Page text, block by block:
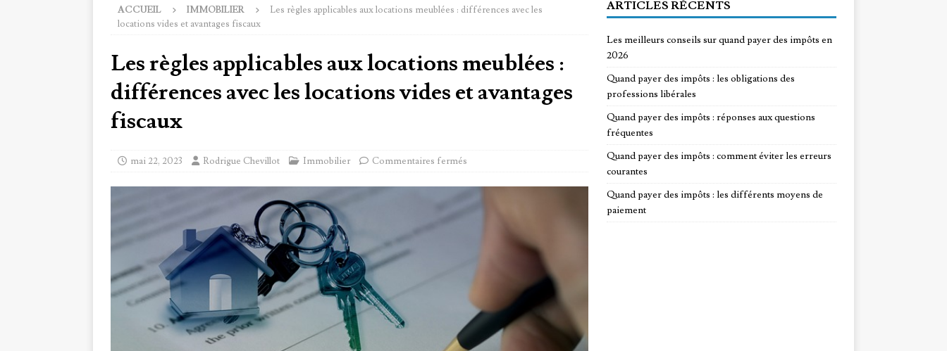
ACCUEIL IMMOBILIER
Les règles applicables aux locations meublées : différences avec les
locations vides et avantages fiscaux
Les règles applicables aux locations meublées :
différences avec les locations vides et avantages
fiscaux
mai 22, 2023 Rodrigue Chevillot Immobilier Commentaires fermés
ARTICLES RÉCENTS
Les meilleurs conseils sur quand payer des impôts en
2026
Quand payer des impôts : les obligations des
professions libérales
Quand payer des impôts : réponses aux questions
fréquentes
Quand payer des impôts : comment éviter les erreurs
courantes
Quand payer des impôts : les différents moyens de
paiement